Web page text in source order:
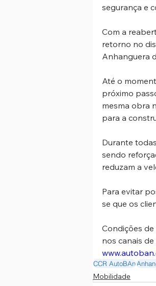
segurança e
Com a
retorno no
Anhanguera
Até o
próximo
mesma obra
para a
Durante
sendo
reduzam a
Para evitar
se que os
Condições
nos canais
CCR AutoBAn
Mobilidade